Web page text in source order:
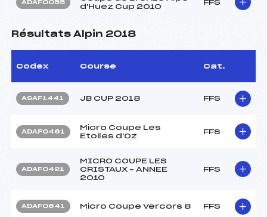
ADAF0055
d'Huez Cup 2010
FFS
Résultats Alpin 2018
Codex Course Cat.
ASAF1441 JB CUP 2018 FFS
ADAF0461
Micro Coupe Les
Etoiles d'Oz
FFS
ADAF0421
MICRO COUPE LES
CRISTAUX – ANNEE
2010
FFS
ADAF0641 Micro Coupe Vercors 8 FFS